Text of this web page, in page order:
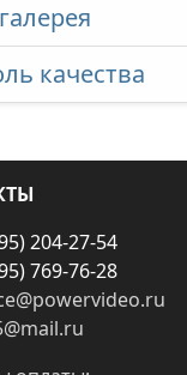
качества
204-27-54
769-76-28